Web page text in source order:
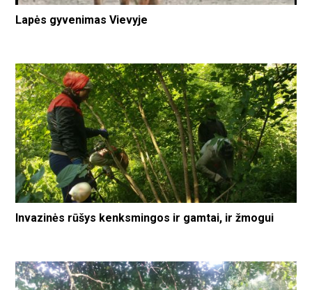
Lapės gyvenimas Vievyje
Invazinės rūšys kenksmingos ir gamtai, ir žmogui